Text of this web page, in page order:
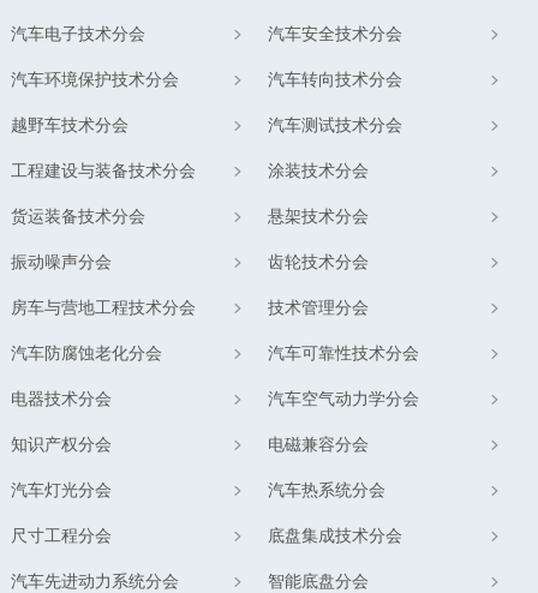
汽车电子技术分会 汽车安全技术分会
汽车环境保护技术分会 汽车转向技术分会
越野车技术分会 汽车测试技术分会
工程建设与装备技术分会 涂装技术分会
货运装备技术分会 悬架技术分会
振动噪声分会 齿轮技术分会
房车与营地工程技术分会 技术管理分会
汽车防腐蚀老化分会 汽车可靠性技术分会
电器技术分会 汽车空气动力学分会
知识产权分会 电磁兼容分会
汽车灯光分会 汽车热系统分会
尺寸工程分会 底盘集成技术分会
汽车先进动力系统分会 智能底盘分会